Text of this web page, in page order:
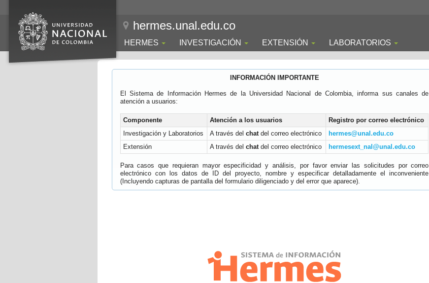
hermes.unal.edu.co
HERMES INVESTIGACIÓN EXTENSIÓN LABORATORIOS
INFORMACIÓN IMPORTANTE
El Sistema de Información Hermes de la Universidad Nacional de Colombia, informa sus canales de
atención a usuarios:
Componente Atención a los usuarios
Registro por correo electrónico
Investigación y Laboratorios
A través del chatdel correo electrónico
hermes@unal.edu.co
Extensión
A través del chatdel correo electrónico hermesext_nal@unal.edu.co
Para casos que requieran mayor especificidad y análisis, por favor enviar las solicitudes por correo
electrónico con los datos de ID del proyecto, nombre y especificar detalladamente el inconveniente
(Incluyendo capturas de pantalla del formulario diligenciado y del error que aparece).